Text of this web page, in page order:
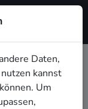
Daten,
kannst
Um